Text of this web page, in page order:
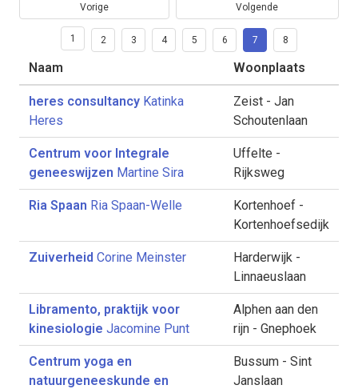
Vorige Volgende
1 2 3 4 5 6 7 8
Naam Woonplaats
heres consultancy Katinka
Heres
Zeist - Jan
Schoutenlaan
Centrum voor Integrale
geneeswijzen Martine Sira
Uffelte -
Rijksweg
Ria Spaan Ria Spaan-Welle
Kortenhoef -
Kortenhoefsedijk
Zuiverheid Corine Meinster
Harderwijk -
Linnaeuslaan
Libramento, praktijk voor
kinesiologie Jacomine Punt
Alphen aan den
rijn - Gnephoek
Centrum yoga en
natuurgeneeskunde en
Bussum - Sint
Janslaan